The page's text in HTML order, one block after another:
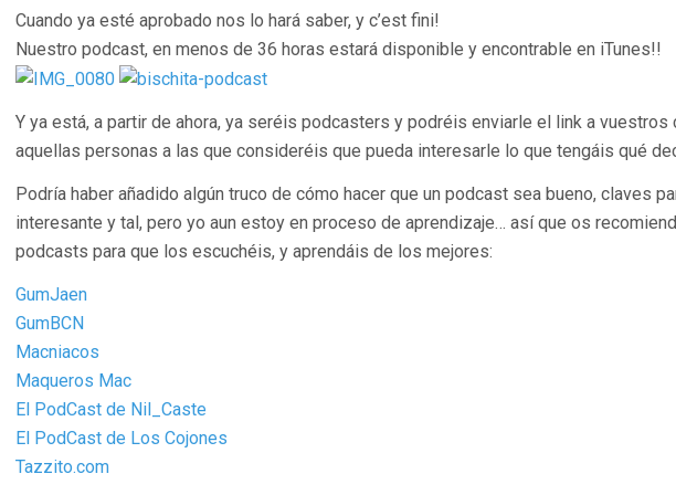
Cuando ya esté aprobado nos lo hará saber, y c’est fini!
Nuestro podcast, en menos de 36 horas estará disponible y encontrable en iTunes!!
Y ya está, a partir de ahora, ya seréis podcasters y podréis enviarle el link a vuestros
aquellas personas a las que consideréis que pueda interesarle lo que tengáis qué
Podría haber añadido algún truco de cómo hacer que un podcast sea bueno, claves
interesante y tal, pero yo aun estoy en proceso de aprendizaje… así que os
podcasts para que los escuchéis, y aprendáis de los mejores:
GumJaen
GumBCN
Macniacos
Maqueros Mac
El PodCast de Nil_Caste
El PodCast de Los Cojones
Tazzito.com